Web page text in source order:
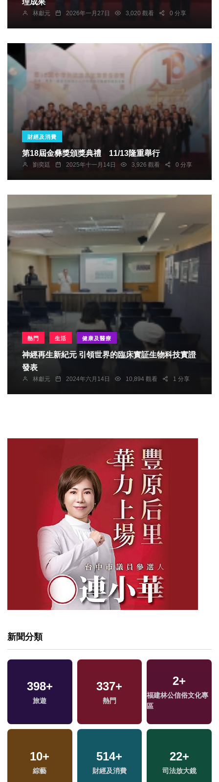
理成果
林獻元 2026年一月27日 3,020 觀看 0 分享
財經及消費
第18屆金彝獎頒獎典禮 11/13隆重舉行
劉奕廷 2025年十一月14日 3,926 觀看 0 分享
熱門 生活 健康及醫療
神經再生新紀元 引領世界的臨床實証生物科技實證
發表
林獻元 2024年六月14日 10,894 觀看 1 分享
新聞分類
398+
旅遊
337+
熱門
2+
福建林公信俗文化專
區
10+
綜藝
514+
財經及消費
22+
司法放大鏡